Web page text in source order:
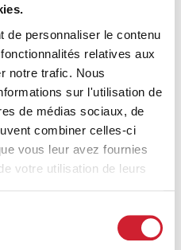
de personnaliser le contenu
relatives aux
notre trafic. Nous
sur l'utilisation de
de médias sociaux, de
combiner celles-ci
vous leur avez fournies
votre utilisation de leurs